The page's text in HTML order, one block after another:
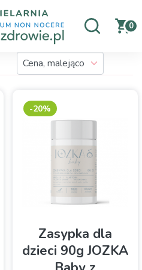
0
Zasypka dla
dzieci 90g JOZKA
-20%